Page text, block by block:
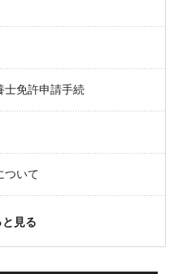
士免許申請手続
ついて
と見る